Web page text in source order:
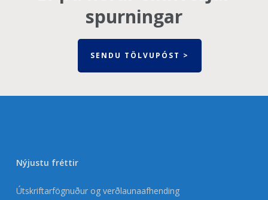
spurningar
SENDU TÖLVUPÓST >
Nýjustu fréttir
Útskriftarfögnuður og verðlaunaafhending